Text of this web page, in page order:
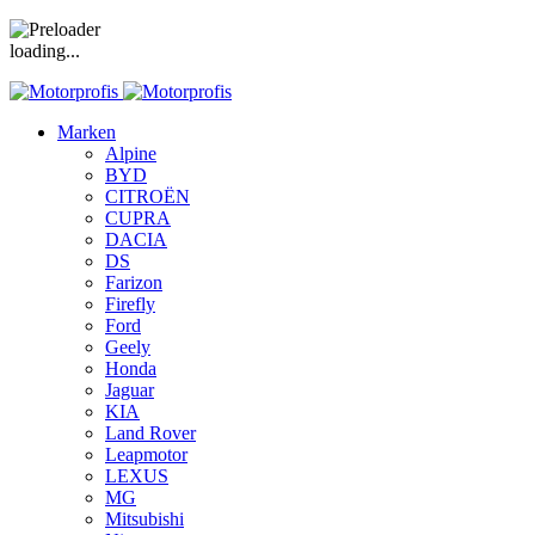
loading...
Marken
Alpine
BYD
CITROËN
CUPRA
DACIA
DS
Farizon
Firefly
Ford
Geely
Honda
Jaguar
KIA
Land Rover
Leapmotor
LEXUS
MG
Mitsubishi